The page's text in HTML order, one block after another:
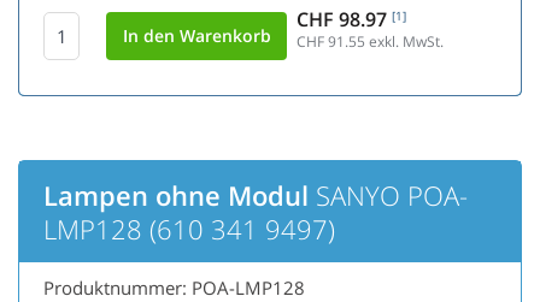
CHF 98.97 [1]
CHF 91.55 exkl. MwSt.
Lampen ohne Modul SANYO POA-
LMP128 (610 341 9497)
Produktnummer: POA-LMP128